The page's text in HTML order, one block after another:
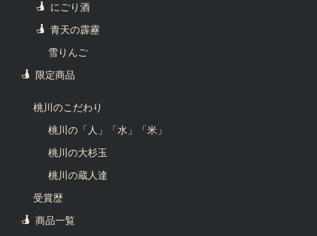
にごり酒
青天の霹靂
雪りんご
限定商品
桃川のこだわり
桃川の「人」「水」「米」
桃川の大杉玉
桃川の蔵人達
受賞歴
商品一覧